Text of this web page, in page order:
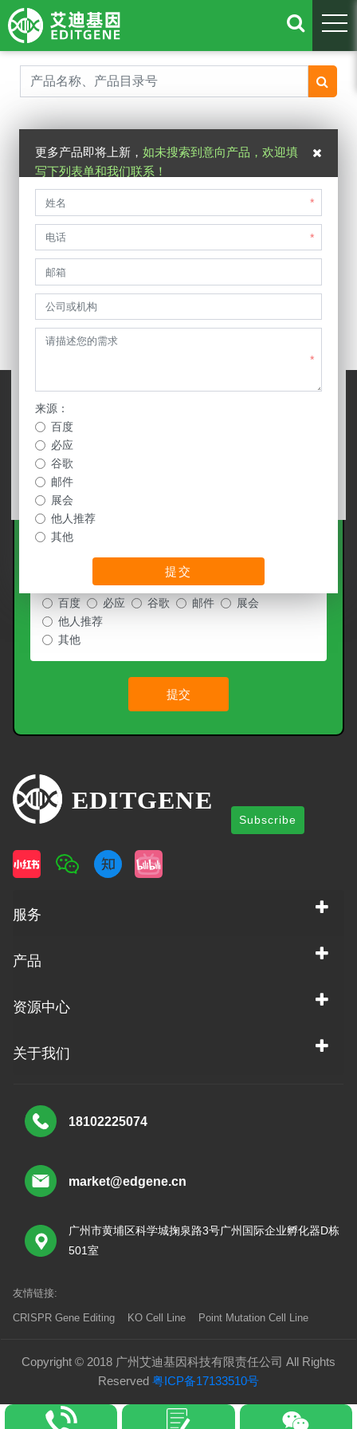
IND gRNA
联系我们
更多产品即将上新， 如未搜索到意向产品，欢迎填
写下列表单和我们联系！
*
*
*
来源：
百度
必应
谷歌
邮件
展会
他人推荐
其他
提交
联系我们
百度 必应 谷歌 邮件
展会
他人推荐
其他
提交
Subscribe
服务
产品
资源中心
关于我们
18102225074
market@edgene.cn
广州市黄埔区科学城掬泉路3号广州国际企业孵化器D栋
501室
友情链接:
CRISPR Gene Editing KO Cell Line Point Mutation Cell Line
Copyright © 2018 广州艾迪基因科技有限责任公司 All Rights
Reserved 粤ICP备17133510号